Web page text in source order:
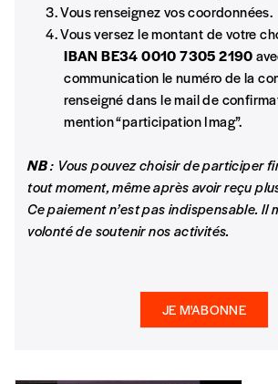
Vous renseignez vos coordonnées.
Vous versez le montant de votre
IBAN BE34 0010 7305 2190
communication le numéro de la
renseigné dans le mail de
mention “participation Imag”.
NB: Vous pouvez choisir de participer
tout moment, même après avoir reçu
Ce paiement n’est pas indispensable. Il
volonté de soutenir nos activités.
JE M'ABONNE